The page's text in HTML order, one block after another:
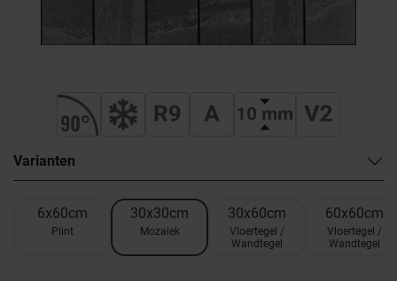
Varianten
6x60cm
Plint
30x30cm
Mozaiek
30x60cm
Vloertegel /
Wandtegel
60x60cm
Vloertegel /
Wandtegel